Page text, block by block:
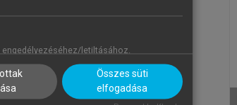
+VOT) bilabiális képzési helyű
letiltásához.
Összes süti
elfogadása